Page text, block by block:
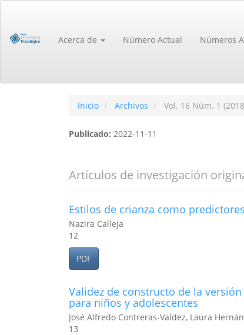
principal Acerca de Número Actual Números
Inicio Archivos Vol. 16 Núm. 1
Publicado: 2022-11-11
Artículos de investigación
Estilos de crianza como
Nazira Calleja
12
PDF
Validez de constructo de la
para niños y adolescentes
José Alfredo Contreras-Valdez, Laura
13